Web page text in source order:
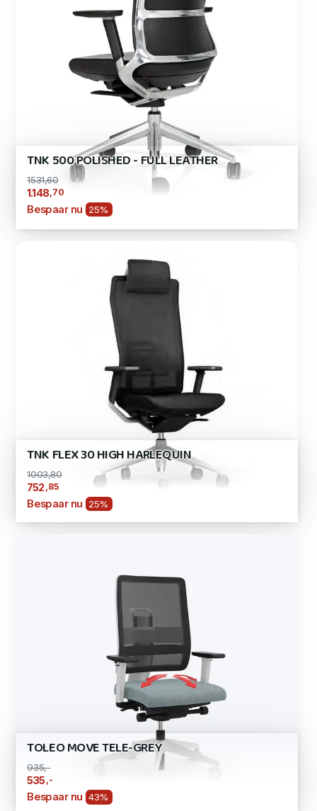
TNK 500 POLISHED - FULL LEATHER
1531,60
1.148 ,70
Bespaar nu 25%
TNK FLEX 30 HIGH HARLEQUIN
1003,80
752 ,85
Bespaar nu 25%
TOLEO MOVE TELE-GREY
935,-
535 ,-
Bespaar nu 43%